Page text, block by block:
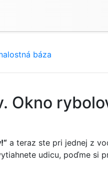
báza
Okno
a teraz ste pri jednej z
udicu, poďme si